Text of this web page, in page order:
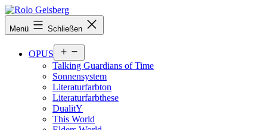
Zum
Inhalt
springen
Rolo
Geisberg
Menü Schließen
OPUS
öffnen
Talking Guardians of Time
Sonnensystem
Literaturfarbton
Literaturfarbthese
DualitY
This World